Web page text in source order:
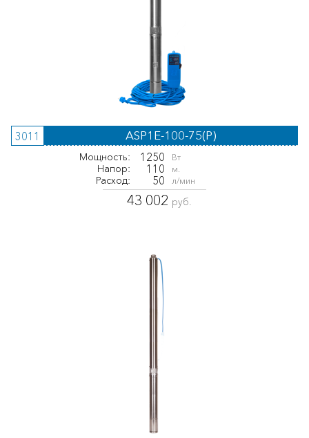
3011 ASP1E-100-75(P)
Мощность: 1250 Вт
Напор: 110 м.
Расход: 50 л/мин
43 002 руб.